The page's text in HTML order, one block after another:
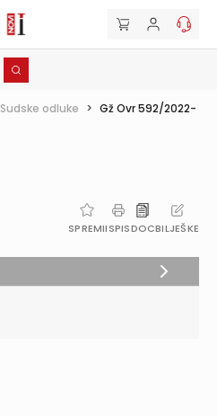
Sudske odluke > Gž Ovr 592/2022-
SPREMIISPISDOCBILJEŠKE